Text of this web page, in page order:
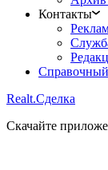
Контакты
Realt.Сделка
Скачайте